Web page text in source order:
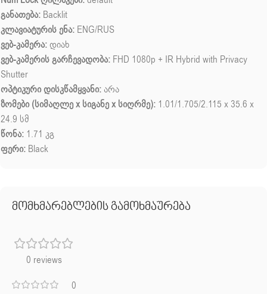
განათება: Backlit
კლავიატურის ენა: ENG/RUS
ვებ-კამერა: დიახ
ვებ-კამერის გარჩევადობა: FHD 1080p + IR Hybrid with Privacy
Shutter
ოპტიკური დისკწამყვანი:არა
ზომები (სიმაღლე x სიგანე x სიღრმე): 1.01/1.705/2.115 x 35.6 x
24.9 სმ
წონა: 1.71 კგ
ფერი: Black
მომხმარებლების გამოხმაურება
0 reviews
0